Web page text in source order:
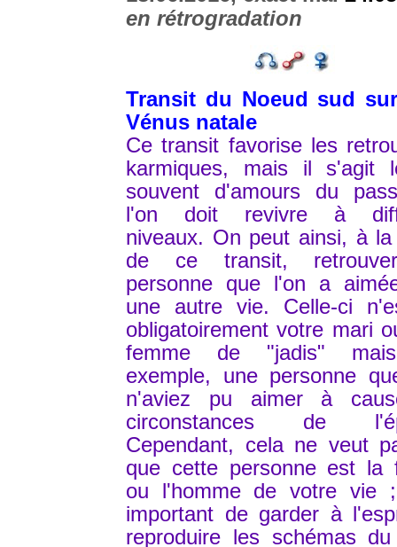
en rétrogradation
Transit du Noeud sud
Vénus natale
Ce transit favorise les
karmiques, mais il s'agit
souvent d'amours du
l'on doit revivre à
niveaux. On peut ainsi, à
de ce transit,
personne que l'on a
une autre vie. Celle-ci
obligatoirement votre mari
femme de "jadis"
exemple, une personne
n'aviez pu aimer à
circonstances de
Cependant, cela ne veut
que cette personne est la
ou l'homme de votre vie
important de garder à
reproduire les schémas